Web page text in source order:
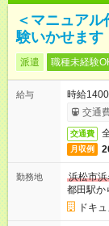
＜マニュア
験いかせます
派遣 職種未経験
給与
時給
交通
交通費
月収例
勤務地
浜松市
都田駅か
ドキ